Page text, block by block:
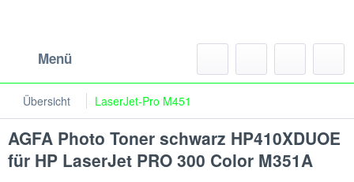
Menü
Übersicht LaserJet-Pro M451
AGFA Photo Toner schwarz HP410XDUOE
für HP LaserJet PRO 300 Color M351A